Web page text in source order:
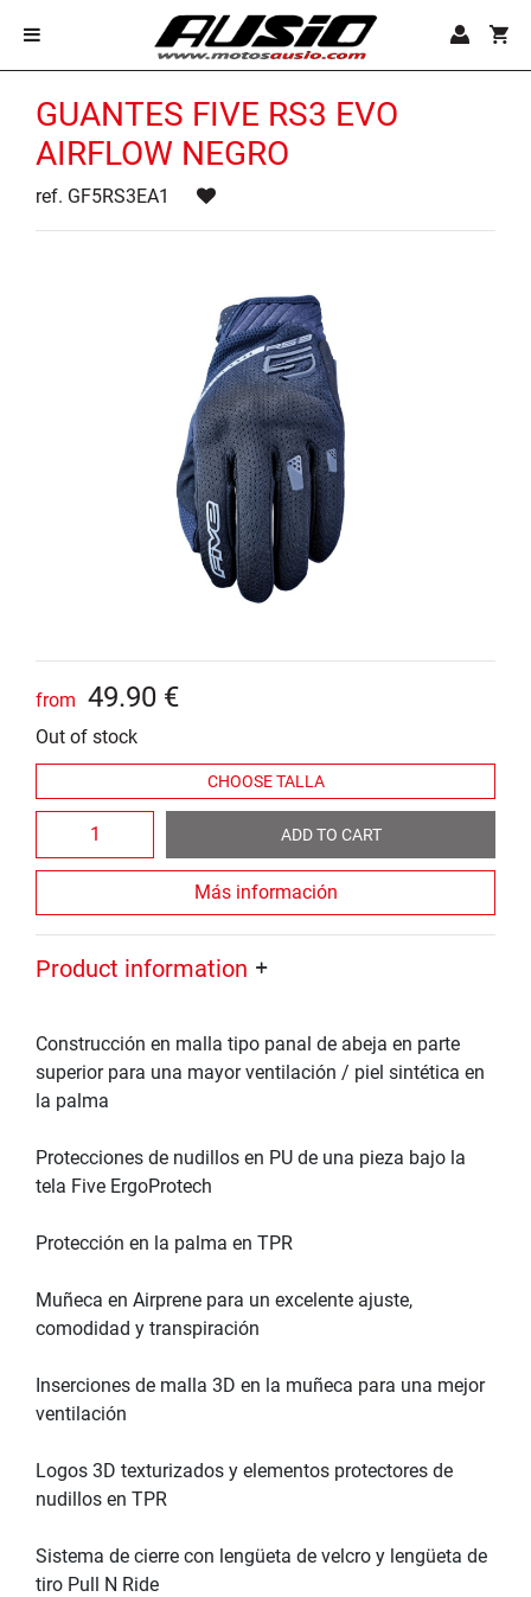
GUANTES FIVE RS3 EVO
AIRFLOW NEGRO
ref. GF5RS3EA1
from 49.90 €
Out of stock
ADD TO CART
Más información
Product information
Construcción en malla tipo panal de abeja en parte
superior para una mayor ventilación / piel sintética en
la palma
Protecciones de nudillos en PU de una pieza bajo la
tela Five ErgoProtech
Protección en la palma en TPR
Muñeca en Airprene para un excelente ajuste,
comodidad y transpiración
Inserciones de malla 3D en la muñeca para una mejor
ventilación
Logos 3D texturizados y elementos protectores de
nudillos en TPR
Sistema de cierre con lengüeta de velcro y lengüeta de
tiro Pull N Ride